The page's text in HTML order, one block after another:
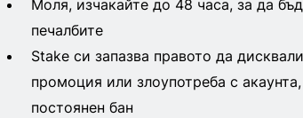
Моля, изчакайте до 48 часа, за да
печалбите
Stake си запазва правото да
промоция или злоупотреба с
постоянен бан